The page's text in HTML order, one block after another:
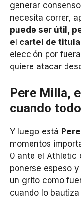
generar
necesita correr,
puede ser útil,
el cartel de
elección por
quiere atacar
Pere Milla,
cuando
Y luego está
momentos
0 ante el Athletic
ponerse espeso
un grito como
cuando lo